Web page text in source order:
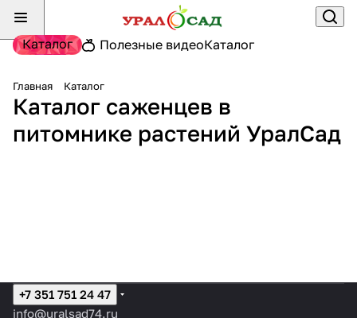
Каталог Полезные видеоКаталог
Главная Каталог
Каталог саженцев в
питомнике растений УралСад
Декоративные
растения
355 товаров
Плодово-ягодные
растения
183 товара
Прочие плодовые
23 товара
Рассада
10 товаров
Хвойные
культуры
Все для сада
+7 351 751 24 47
info@uralsad74.ru